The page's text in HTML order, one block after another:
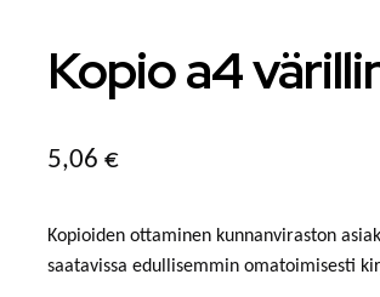
Kopio a4
5,06 €
Kopioiden ottaminen kunnanviraston
saatavissa edullisemmin omatoimisesti